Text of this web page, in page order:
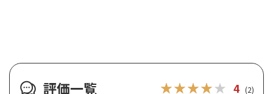
評価一覧 ★★★★★
★★★★★ 4 (2)